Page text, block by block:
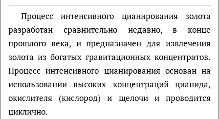
Процесс интенсивного цианирования золота
разработан сравнительно недавно, в конце
прошлого века, и предназначен для извлечения
золота из богатых гравитационных концентратов.
Процесс интенсивного цианирования основан на
использовании высоких концентраций цианида,
окислителя (кислород) и щелочи и проводится
циклично.